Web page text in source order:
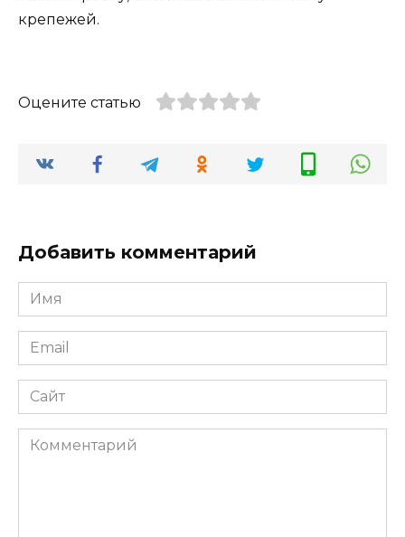
крепежей.
Оцените статью
Добавить комментарий
Имя
*
Email
*
Сайт
Комментарий